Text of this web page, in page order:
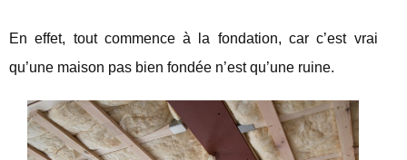
En effet, tout commence à la fondation, car c’est vrai
qu’une maison pas bien fondée n’est qu’une ruine.